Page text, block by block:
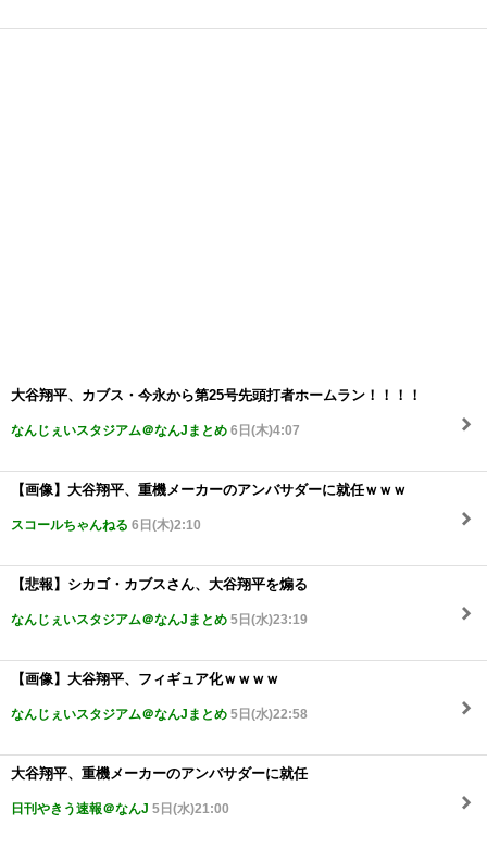
大谷翔平、カブス・今永から第25号先頭打者ホームラン！！！！
なんじぇいスタジアム＠なんJまとめ 6日(木)4:07
【画像】大谷翔平、重機メーカーのアンバサダーに就任ｗｗｗ
スコールちゃんねる 6日(木)2:10
【悲報】シカゴ・カブスさん、大谷翔平を煽る
なんじぇいスタジアム＠なんJまとめ 5日(水)23:19
【画像】大谷翔平、フィギュア化ｗｗｗｗ
なんじぇいスタジアム＠なんJまとめ 5日(水)22:58
大谷翔平、重機メーカーのアンバサダーに就任
日刊やきう速報＠なんJ 5日(水)21:00